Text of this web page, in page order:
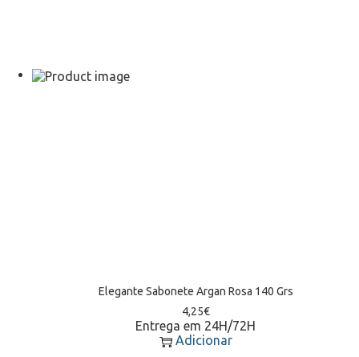
Elegante Sabonete Argan Rosa 140 Grs
4,25€
Entrega em 24H/72H
Adicionar